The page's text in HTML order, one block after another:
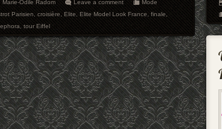
Marie-Odile Radom Leave a comment
Mode
Parisien,croisière,Elite,Elite Model Look France,finale,
,tour Eiffel